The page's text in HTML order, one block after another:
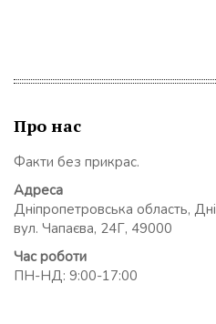
Про нас
Факти без прикрас.
Адреса
Дніпропетровська область,
вул. Чапаєва, 24Г, 49000
Час роботи
ПН-НД: 9:00-17:00